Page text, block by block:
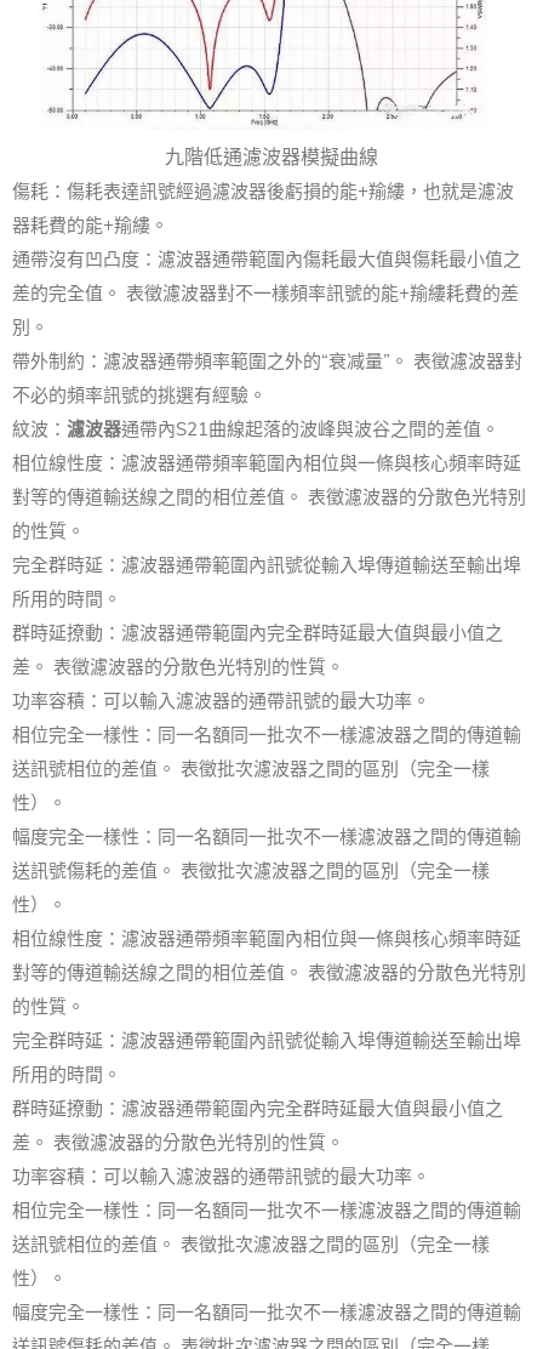
九階低通濾波器模擬曲線
傷耗：傷耗表達訊號經過濾波器後虧損的能+羭縷，也就是濾波
器耗費的能+羭縷。
通帶沒有凹凸度：濾波器通帶範圍內傷耗最大值與傷耗最小值之
差的完全值。 表徵濾波器對不一樣頻率訊號的能+羭縷耗費的差
別。
帶外制約：濾波器通帶頻率範圍之外的“衰减量”。 表徵濾波器對
不必的頻率訊號的挑選有經驗。
紋波： 濾波器通帶內S21曲線起落的波峰與波谷之間的差值。
相位線性度：濾波器通帶頻率範圍內相位與一條與核心頻率時延
對等的傳道輸送線之間的相位差值。 表徵濾波器的分散色光特別
的性質。
完全群時延：濾波器通帶範圍內訊號從輸入埠傳道輸送至輸出埠
所用的時間。
群時延撩動：濾波器通帶範圍內完全群時延最大值與最小值之
差。 表徵濾波器的分散色光特別的性質。
功率容積：可以輸入濾波器的通帶訊號的最大功率。
相位完全一樣性：同一名額同一批次不一樣濾波器之間的傳道輸
送訊號相位的差值。 表徵批次濾波器之間的區別（完全一樣
性）。
幅度完全一樣性：同一名額同一批次不一樣濾波器之間的傳道輸
送訊號傷耗的差值。 表徵批次濾波器之間的區別（完全一樣
性）。
相位線性度：濾波器通帶頻率範圍內相位與一條與核心頻率時延
對等的傳道輸送線之間的相位差值。 表徵濾波器的分散色光特別
的性質。
完全群時延：濾波器通帶範圍內訊號從輸入埠傳道輸送至輸出埠
所用的時間。
群時延撩動：濾波器通帶範圍內完全群時延最大值與最小值之
差。 表徵濾波器的分散色光特別的性質。
功率容積：可以輸入濾波器的通帶訊號的最大功率。
相位完全一樣性：同一名額同一批次不一樣濾波器之間的傳道輸
送訊號相位的差值。 表徵批次濾波器之間的區別（完全一樣
性）。
幅度完全一樣性：同一名額同一批次不一樣濾波器之間的傳道輸